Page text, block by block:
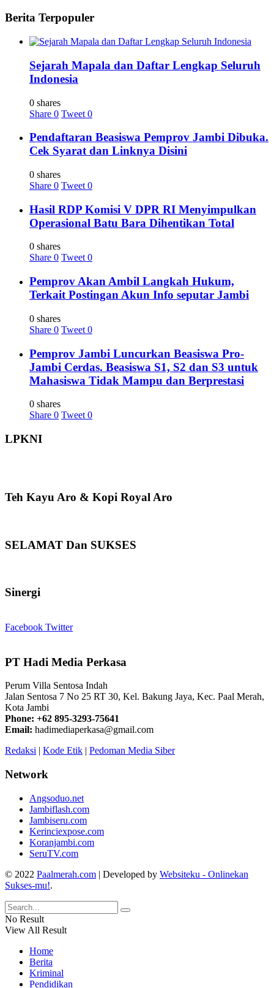
Berita Terpopuler
Sejarah Mapala dan Daftar Lengkap Seluruh
Indonesia
0 shares
Share 0 Tweet 0
Pendaftaran Beasiswa Pemprov Jambi Dibuka.
Cek Syarat dan Linknya Disini
0 shares
Share 0 Tweet 0
Hasil RDP Komisi V DPR RI Menyimpulkan
Operasional Batu Bara Dihentikan Total
0 shares
Share 0 Tweet 0
Pemprov Akan Ambil Langkah Hukum,
Terkait Postingan Akun Info seputar Jambi
0 shares
Share 0 Tweet 0
Pemprov Jambi Luncurkan Beasiswa Pro-
Jambi Cerdas. Beasiswa S1, S2 dan S3 untuk
Mahasiswa Tidak Mampu dan Berprestasi
0 shares
Share 0 Tweet 0
LPKNI
Teh Kayu Aro & Kopi Royal Aro
SELAMAT Dan SUKSES
Sinergi
Facebook Twitter
PT Hadi Media Perkasa
Perum Villa Sentosa Indah
Jalan Sentosa 7 No 25 RT 30, Kel. Bakung Jaya, Kec. Paal Merah,
Kota Jambi
Phone: +62 895-3293-75641
Email: hadimediaperkasa@gmail.com
Redaksi | Kode Etik | Pedoman Media Siber
Network
Angsoduo.net
Jambiflash.com
Jambiseru.com
Kerinciexpose.com
Koranjambi.com
SeruTV.com
© 2022 Paalmerah.com | Developed by Websiteku - Onlinekan
Sukses-mu!.
No Result
View All Result
Home
Berita
Kriminal
Pendidikan